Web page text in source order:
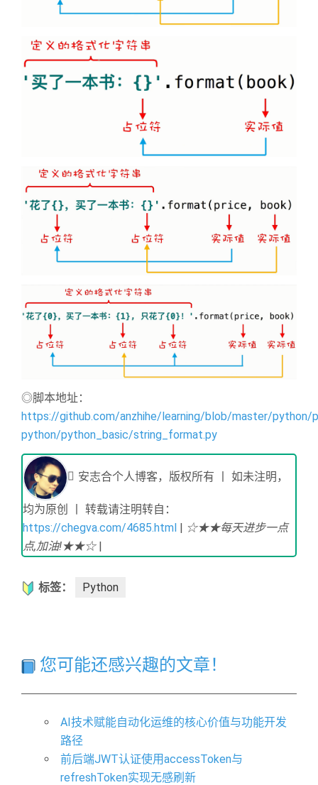
◎脚本地址：
https://github.com/anzhihe/learning/blob/master/python/
python/python_basic/string_format.py
安志合个人博客，版权所有 丨 如未注明，
均为原创 丨 转载请注明转自：
https://chegva.com/4685.html | ☆★★每天进步一点
点,加油!★★☆|
标签： Python
您可能还感兴趣的文章！
AI技术赋能自动化运维的核心价值与功能开发
路径
前后端JWT认证使用accessToken与
refreshToken实现无感刷新